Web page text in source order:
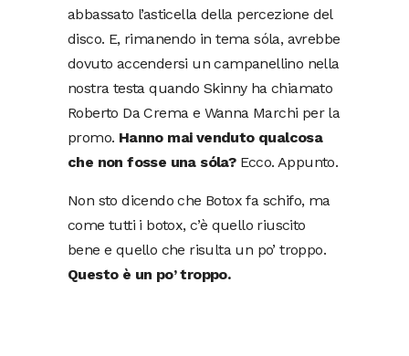
abbassato l’asticella della percezione del
disco. E, rimanendo in tema sóla, avrebbe
dovuto accendersi un campanellino nella
nostra testa quando Skinny ha chiamato
Roberto Da Crema e Wanna Marchi per la
promo. Hanno mai venduto qualcosa
che non fosse una sóla? Ecco. Appunto.
Non sto dicendo che Botox fa schifo, ma
come tutti i botox, c’è quello riuscito
bene e quello che risulta un po’ troppo.
Questo è un po’ troppo.